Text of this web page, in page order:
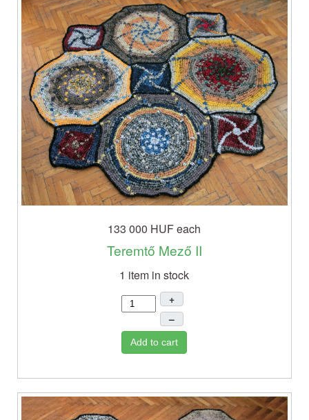
133 000 HUFeach
Teremtő Mező II
1 item in stock
+
–
Add to cart